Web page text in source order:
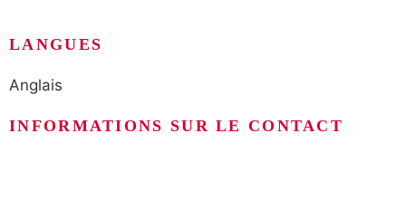
LANGUES
Anglais
INFORMATIONS SUR LE CONTACT